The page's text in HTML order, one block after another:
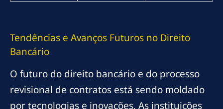
Tendências e Avanços Futuros no Direito
Bancário
O futuro do direito bancário e do processo
revisional de contratos está sendo moldado
por tecnologias e inovações. As instituições